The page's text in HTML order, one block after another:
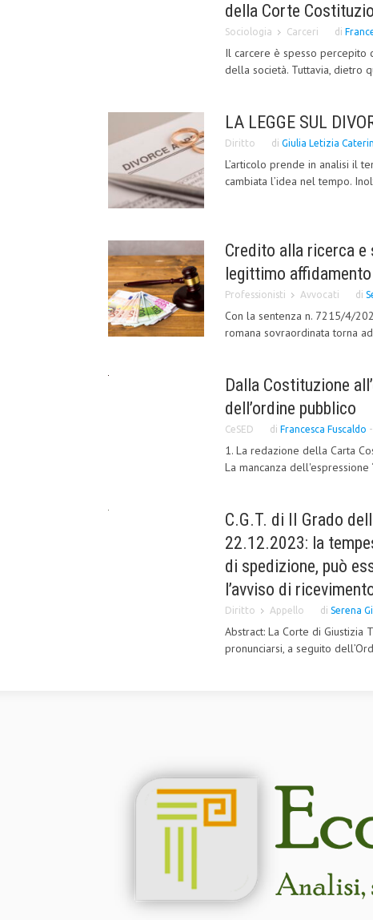
della Corte
Sociologia Carceri di
Il carcere è spesso percepito
della società. Tuttavia, dietro
LA LEGGE SUL
Diritto di Giulia Letizia
L’articolo prende in analisi il
cambiata l’idea nel tempo.
Credito alla ricerca e
legittimo affidamento
Professionisti Avvocati di
Con la sentenza n. 7215/4/
romana sovraordinata torna
Dalla Costituzione
dell’ordine pubblico
CeSED di Francesca Fuscaldo -
1. La redazione della Carta
La mancanza
C.G.T. di II Grado
22.12.2023: la
di spedizione, può
l’avviso di
Diritto Appello di Serena
Abstract: La Corte di Giustizia
pronunciarsi, a seguito